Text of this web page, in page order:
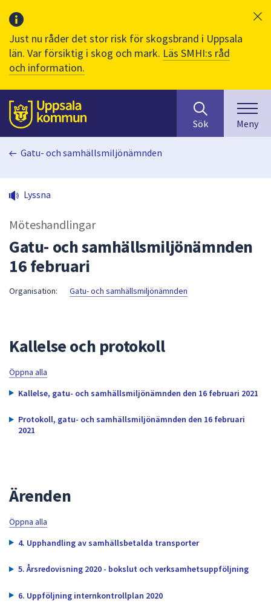
Just nu råder det stor risk för skogsbrand i Uppsala
län. Var försiktig i skog och mark. Läs SMHI:s råd
och information.
Till sidans
huvudinnehåll
efter
innehåll
på
sökfältet
kommer
att
presenteras
att
mellan
dem.
Sök Meny
Gatu- och samhällsmiljönämnden
Lyssna
Möteshandlingar
Gatu- och samhällsmiljönämnden
16 februari
Organisation: Gatu- och samhällsmiljönämnden
Kallelse och protokoll
Öppna alla
Kallelse, gatu- och samhällsmiljönämnden den 16 februari 2021
Protokoll, gatu- och samhällsmiljönämnden den 16 februari
2021
Ärenden
Öppna alla
4. Upphandling av samhällsbetalda transporter
5. Årsredovisning 2020 - bokslut och verksamhetsuppföljning
6. Uppföljning internkontrollplan 2020